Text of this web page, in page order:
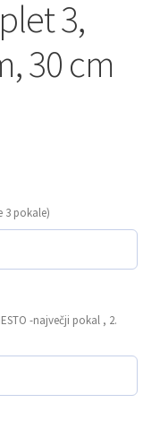
3,
30 cm
3 pokale)
-največji pokal , 2.